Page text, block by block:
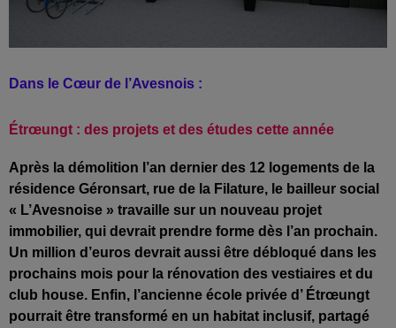
Dans le Cœur de l’Avesnois :
Étrœungt : des projets et des études cette année
Après la démolition l’an dernier des 12 logements de la
résidence Géronsart, rue de la Filature, le bailleur social
« L’Avesnoise » travaille sur un nouveau projet
immobilier, qui devrait prendre forme dès l’an prochain.
Un million d’euros devrait aussi être débloqué dans les
prochains mois pour la rénovation des vestiaires et du
club house. Enfin, l’ancienne école privée d’ Étrœungt
pourrait être transformé en un habitat inclusif, partagé